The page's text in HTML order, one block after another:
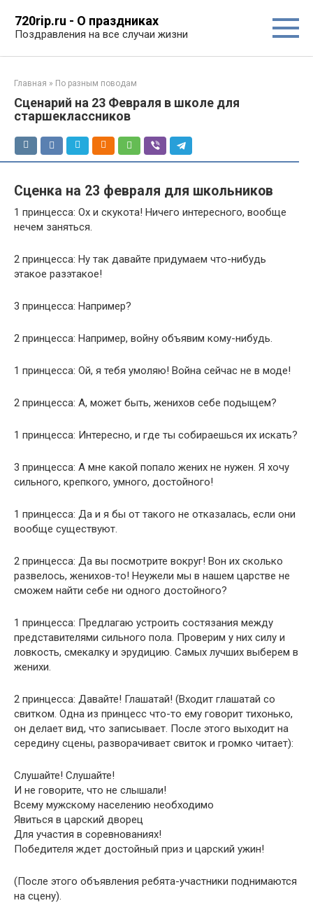
контенту
720rip.ru - О праздниках
Поздравления на все случаи жизни
Главная » По разным поводам
Сценарий на 23 Февраля в школе для
старшеклассников
Сценка на 23 февраля для школьников
1 принцесса: Ох и скукота! Ничего интересного, вообще
нечем заняться.
2 принцесса: Ну так давайте придумаем что-нибудь
этакое разэтакое!
3 принцесса: Например?
2 принцесса: Например, войну объявим кому-нибудь.
1 принцесса: Ой, я тебя умоляю! Война сейчас не в моде!
2 принцесса: А, может быть, женихов себе подыщем?
1 принцесса: Интересно, и где ты собираешься их искать?
3 принцесса: А мне какой попало жених не нужен. Я хочу
сильного, крепкого, умного, достойного!
1 принцесса: Да и я бы от такого не отказалась, если они
вообще существуют.
2 принцесса: Да вы посмотрите вокруг! Вон их сколько
развелось, женихов-то! Неужели мы в нашем царстве не
сможем найти себе ни одного достойного?
1 принцесса: Предлагаю устроить состязания между
представителями сильного пола. Проверим у них силу и
ловкость, смекалку и эрудицию. Самых лучших выберем в
женихи.
2 принцесса: Давайте! Глашатай! (Входит глашатай со
свитком. Одна из принцесс что-то ему говорит тихонько,
он делает вид, что записывает. После этого выходит на
середину сцены, разворачивает свиток и громко читает):
Слушайте! Слушайте!
И не говорите, что не слышали!
Всему мужскому населению необходимо
Явиться в царский дворец
Для участия в соревнованиях!
Победителя ждет достойный приз и царский ужин!
(После этого объявления ребята-участники поднимаются
на сцену).